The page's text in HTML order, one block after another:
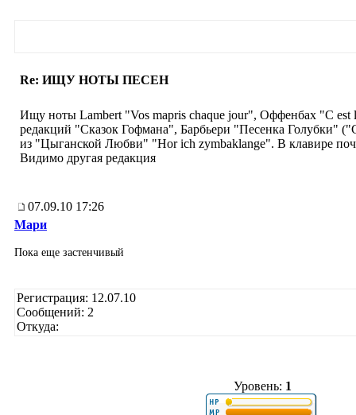
Re: ИЩУ НОТЫ ПЕСЕН
Ищу ноты Lambert "Vos mapris chaque jour", Оффенбах "C est
редакций "Сказок Гофмана", Барбьери "Песенка Голубки"
из "Цыганской Любви" "Hor ich zymbaklange". В клавире
Видимо другая редакция
07.09.10 17:26
Мари
Пока еще застенчивый
Регистрация: 12.07.10
Сообщений: 2
Откуда:
Уровень: 1